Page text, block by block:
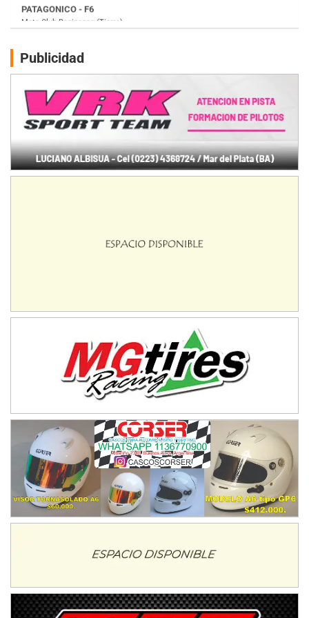
Juventud Unida (Tierra)
Humboldt (Santa Fe)
Ciudad de Avellaneda (Asfalto)
Avellaneda (Santa Fe)
SUR SANTAFESINO - F4
José Samuel Sánchez (Tierra)
Rufino (Santa Fe)
TUCUMANO - F5
Juan Navarro (Asfalto)
El Timbó (Tucumán)
IAME SERIES ARGENTINA 6
Trenque Lauquen (Buenos Aires)
ENTRERRIANO - F6 (POSTERGADA)
Parque de la Velocidad (Asfalto)
Villaguay (Entre Ríos)
VICTORIENSE - F7
El Cerro (Tierra)
Victoria (Entre Ríos)
PATAGONICO - F6
Moto Club Reginense (Tierra)
Gral. E. Godoy (Río Negro)
CSK - F7
Juventud Unida (Tierra)
NORESTE SANTAFESINO - F6
SUR SANTAFESINO - F4
Publicidad